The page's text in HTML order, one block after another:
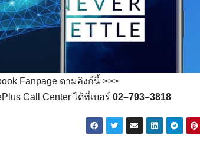
Fanpage ตามลิงก์นี้ >>>
Call Center ได้ที่เบอร์ 02–793–3818